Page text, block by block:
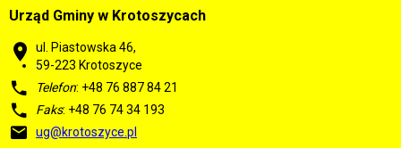
Urząd Gminy w Krotoszycach
ul. Piastowska 46,
59-223 Krotoszyce
Telefon: +48 76 887 84 21
Faks: +48 76 74 34 193
ug@krotoszyce.pl